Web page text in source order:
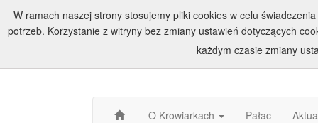
O Krowiarkach Pałac
W ramach naszej strony stosujemy pliki cookies w celu
potrzeb. Korzystanie z witryny bez zmiany ustawień dotyczących
każdym czasie zmiany